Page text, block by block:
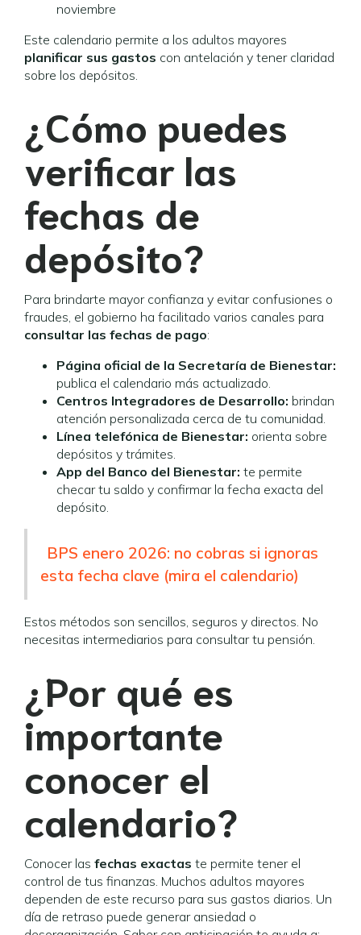
noviembre
Este calendario permite a los adultos mayores
planificar sus gastos con antelación y tener claridad
sobre los depósitos.
¿Cómo puedes
verificar las
fechas de
depósito?
Para brindarte mayor confianza y evitar confusiones o
fraudes, el gobierno ha facilitado varios canales para
consultar las fechas de pago:
Página oficial de la Secretaría de Bienestar:
publica el calendario más actualizado.
Centros Integradores de Desarrollo: brindan
atención personalizada cerca de tu comunidad.
Línea telefónica de Bienestar: orienta sobre
depósitos y trámites.
App del Banco del Bienestar: te permite
checar tu saldo y confirmar la fecha exacta del
depósito.
BPS enero 2026: no cobras si ignoras
esta fecha clave (mira el calendario)
Estos métodos son sencillos, seguros y directos. No
necesitas intermediarios para consultar tu pensión.
¿Por qué es
importante
conocer el
calendario?
Conocer las fechas exactas te permite tener el
control de tus finanzas. Muchos adultos mayores
dependen de este recurso para sus gastos diarios. Un
día de retraso puede generar ansiedad o